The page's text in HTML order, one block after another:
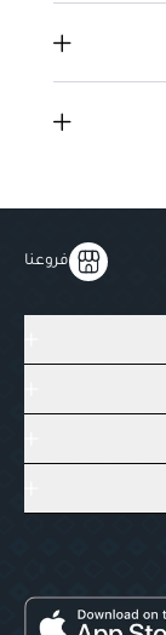
فروعنا